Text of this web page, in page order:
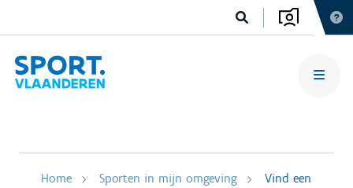
Home Sporten in mijn omgeving
Vind een